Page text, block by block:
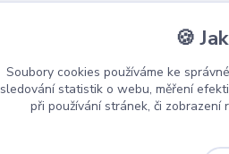
🍪
Soubory cookies používáme ke
sledování statistik o webu, měření
při používání stránek, či zobrazení